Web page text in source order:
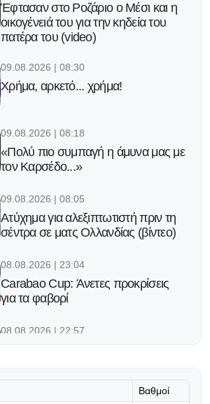
Έφτασαν στο Ροζάριο ο Μέσι και η
οικογένειά του για την κηδεία του
πατέρα του (video)
09.08.2026 | 08:30
Χρήμα, αρκετό... χρήμα!
09.08.2026 | 08:18
«Πολύ πιο συμπαγή η άμυνα μας με
τον Καρσέδο...»
09.08.2026 | 08:05
Ατύχημα για αλεξιπτωτιστή πριν τη
σέντρα σε ματς Ολλανδίας (βίντεο)
08.08.2026 | 23:04
Carabao Cup: Άνετες προκρίσεις
για τα φαβορί
08.08.2026 | 22:57
Βαθμοί